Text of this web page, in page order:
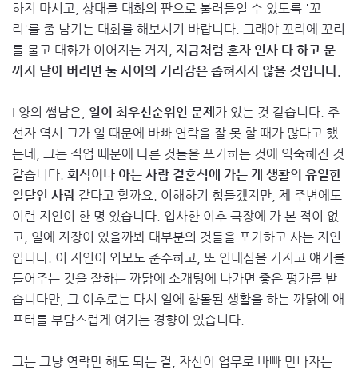
하지 마시고, 상대를 대화의 판으로 불러들일 수 있도록 '꼬
리'를 좀 남기는 대화를 해보시기 바랍니다. 그래야 꼬리에 꼬리
를 물고 대화가 이어지는 거지, 지금처럼 혼자 인사 다 하고 문
까지 닫아 버리면 둘 사이의 거리감은 좁혀지지 않을 것입니다.
L양의 썸남은, 일이 최우선순위인 문제 가 있는 것 같습니다. 주
선자 역시 그가 일 때문에 바빠 연락을 잘 못 할 때가 많다고 했
는데, 그는 직업 때문에 다른 것들을 포기하는 것에 익숙해진 것
같습니다. 회식이나 아는 사람 결혼식에 가는 게 생활의 유일한
일탈인 사람 같다고 할까요. 이해하기 힘들겠지만, 제 주변에도
이런 지인이 한 명 있습니다. 입사한 이후 극장에 가 본 적이 없
고, 일에 지장이 있을까봐 대부분의 것들을 포기하고 사는 지인
입니다. 이 지인이 외모도 준수하고, 또 인내심을 가지고 얘기를
들어주는 것을 잘하는 까닭에 소개팅에 나가면 좋은 평가를 받
습니다만, 그 이후로는 다시 일에 함몰된 생활을 하는 까닭에 애
프터를 부담스럽게 여기는 경향이 있습니다.
그는 그냥 연락만 해도 되는 걸, 자신이 업무로 바빠 만나자는